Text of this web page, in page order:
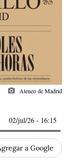
photo_camera Ateneo de Madrid
02/jul/26 - 16:15
a Google